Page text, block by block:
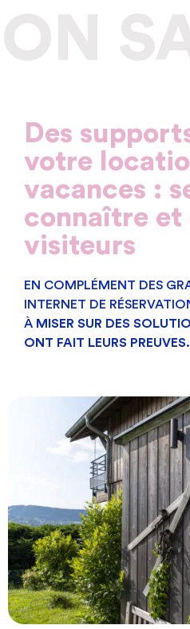
Des
votre
vacances :
connaître et
visiteurs
EN COMPLÉMENT DES
INTERNET DE
À MISER SUR DES
ONT FAIT LEURS PREUVES.